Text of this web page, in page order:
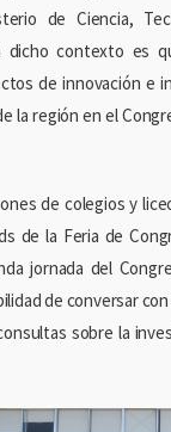
de Ciencia,
dicho contexto es
de innovación e
región en el
de colegios y
de la Feria de
jornada del
de conversar
sobre la